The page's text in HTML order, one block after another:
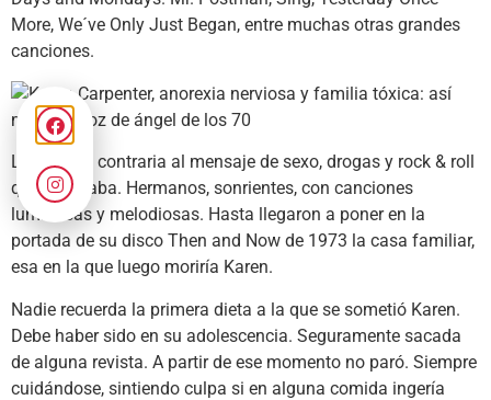
More, We´ve Only Just Began, entre muchas otras grandes
canciones.
La imagen contraria al mensaje de sexo, drogas y rock & roll
que imperaba. Hermanos, sonrientes, con canciones
luminosas y melodiosas. Hasta llegaron a poner en la
portada de su disco Then and Now de 1973 la casa familiar,
esa en la que luego moriría Karen.
Nadie recuerda la primera dieta a la que se sometió Karen.
Debe haber sido en su adolescencia. Seguramente sacada
de alguna revista. A partir de ese momento no paró. Siempre
cuidándose, sintiendo culpa si en alguna comida ingería